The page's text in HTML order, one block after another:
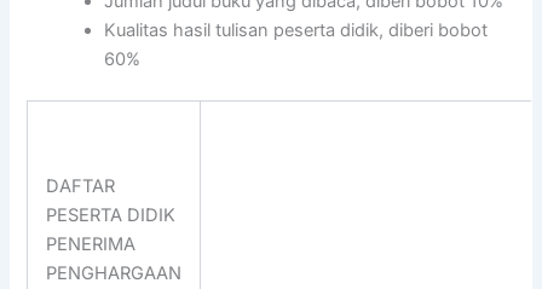
Kualitas hasil tulisan peserta didik, diberi bobot
60%
DAFTAR
PESERTA DIDIK
PENERIMA
PENGHARGAAN